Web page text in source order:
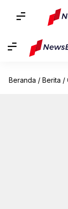
Beranda / Berita /